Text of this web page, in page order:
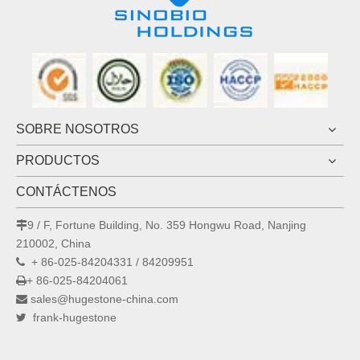
SOBRE NOSOTROS
PRODUCTOS
CONTÁCTENOS
9 / F, Fortune Building, No. 359 Hongwu Road, Nanjing
210002, China
 + 86-025-84204331 / 84209951
+ 86-025-84204061
 sales@hugestone-china.com
 frank-hugestone